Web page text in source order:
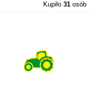
Kupiło 31 osób